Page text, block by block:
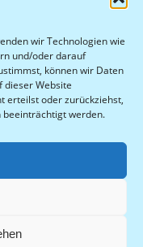
wir Technologien wie
und/oder darauf
können wir Daten
dieser Website
erteilst oder zurückziehst,
beeinträchtigt werden.
manz.de